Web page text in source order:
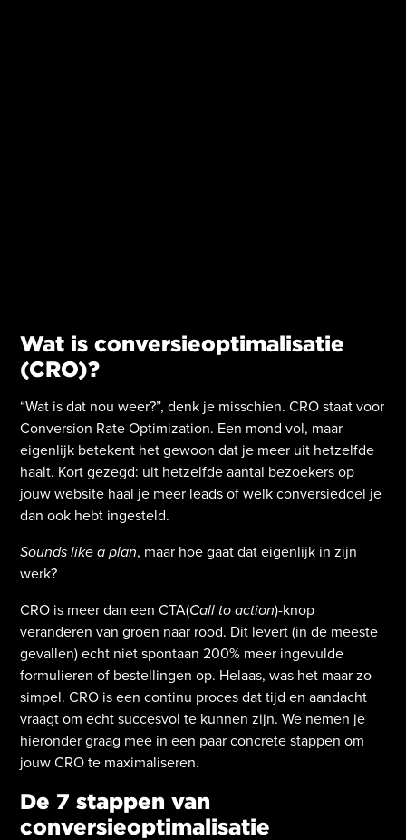
Wat is conversieoptimalisatie
(CRO)?
“Wat is dat nou weer?”, denk je misschien. CRO staat voor
Conversion Rate Optimization. Een mond vol, maar
eigenlijk betekent het gewoon dat je meer uit hetzelfde
haalt. Kort gezegd: uit hetzelfde aantal bezoekers op
jouw website haal je meer leads of welk conversiedoel je
dan ook hebt ingesteld.
Sounds like a plan, maar hoe gaat dat eigenlijk in zijn
werk?
CRO is meer dan een CTA(Call to action)-knop
veranderen van groen naar rood. Dit levert (in de meeste
gevallen) echt niet spontaan 200% meer ingevulde
formulieren of bestellingen op. Helaas, was het maar zo
simpel. CRO is een continu proces dat tijd en aandacht
vraagt om echt succesvol te kunnen zijn. We nemen je
hieronder graag mee in een paar concrete stappen om
jouw CRO te maximaliseren.
De 7 stappen van
conversieoptimalisatie